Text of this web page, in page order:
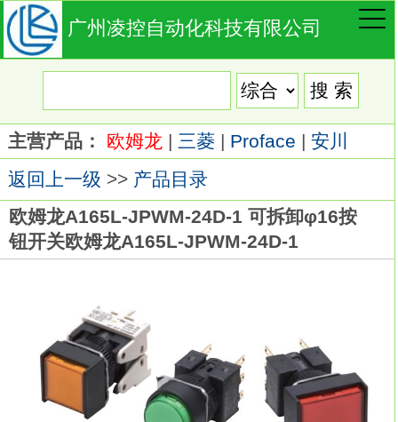
广州凌控自动化科技有限公司
主营产品： 欧姆龙 | 三菱 | Proface | 安川
返回上一级 >> 产品目录
欧姆龙A165L-JPWM-24D-1 可拆卸φ16按
钮开关欧姆龙A165L-JPWM-24D-1